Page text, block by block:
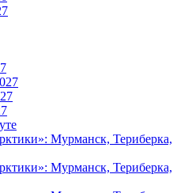
Мурманск, Териберка,
Мурманск, Териберка,